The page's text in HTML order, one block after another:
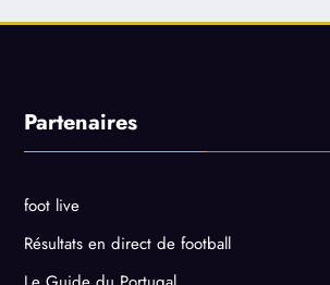
Partenaires
foot live
Résultats en direct de football